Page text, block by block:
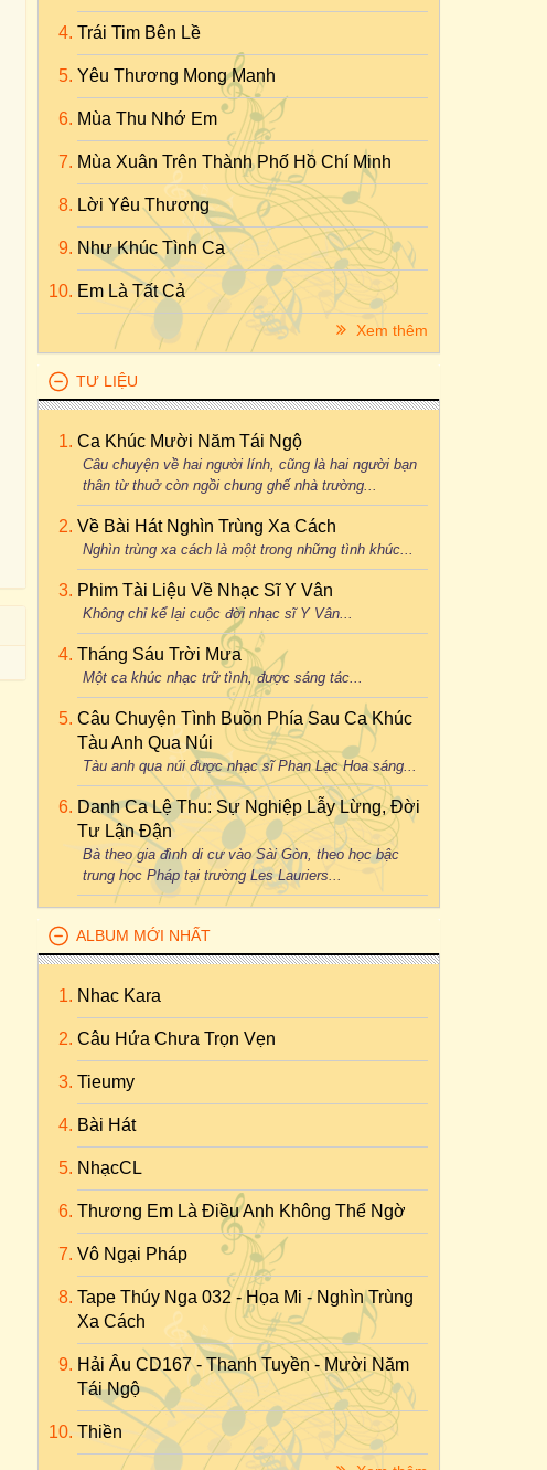
Trái Tim Bên Lề
Yêu Thương Mong Manh
Mùa Thu Nhớ Em
Mùa Xuân Trên Thành Phố Hồ Chí Minh
Lời Yêu Thương
Như Khúc Tình Ca
Em Là Tất Cả
Xem thêm
TƯ LIỆU
Ca Khúc Mười Năm Tái Ngộ
Câu chuyện về hai người lính, cũng là hai người bạn
thân từ thuở còn ngồi chung ghế nhà trường...
Về Bài Hát Nghìn Trùng Xa Cách
Nghìn trùng xa cách là một trong những tình khúc...
Phim Tài Liệu Về Nhạc Sĩ Y Vân
Không chỉ kể lại cuộc đời nhạc sĩ Y Vân...
Tháng Sáu Trời Mưa
Một ca khúc nhạc trữ tình, được sáng tác...
Câu Chuyện Tình Buồn Phía Sau Ca Khúc
Tàu Anh Qua Núi
Tàu anh qua núi được nhạc sĩ Phan Lạc Hoa sáng...
Danh Ca Lệ Thu: Sự Nghiệp Lẫy Lừng, Đời
Tư Lận Đận
Bà theo gia đình di cư vào Sài Gòn, theo học bậc
trung học Pháp tại trường Les Lauriers...
ALBUM MỚI NHẤT
Nhac Kara
Câu Hứa Chưa Trọn Vẹn
Tieumy
Bài Hát
NhạcCL
Thương Em Là Điều Anh Không Thể Ngờ
Vô Ngại Pháp
Tape Thúy Nga 032 - Họa Mi - Nghìn Trùng
Xa Cách
Hải Âu CD167 - Thanh Tuyền - Mười Năm
Tái Ngộ
Thiền